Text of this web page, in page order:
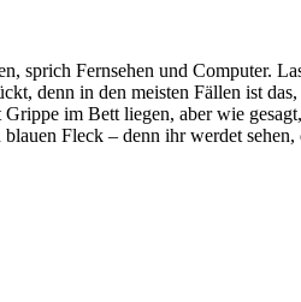
Fernsehen und Computer.
denn in den meisten Fällen ist
im Bett liegen, aber wie
Fleck – denn ihr werdet